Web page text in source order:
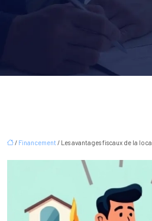
/ Financement/ Les avantages fiscaux de la